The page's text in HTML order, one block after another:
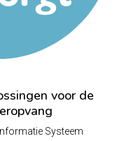
voor de
Systeem